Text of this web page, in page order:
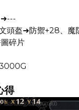
頭盔➜防禦+28、魔
碎片
得